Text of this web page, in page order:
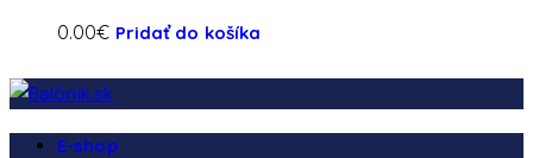
0.00€ Pridať do košíka
E-shop